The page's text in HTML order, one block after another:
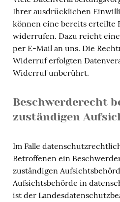
Ihrer ausdrücklichen
können eine bereits erteilte
widerrufen. Dazu reicht
per E-Mail an uns. Die
Widerruf erfolgten
Widerruf unberührt.
Beschwerderecht
zuständigen
Im Falle
Betroffenen ein
zuständigen
Aufsichtsbehörde in
ist der